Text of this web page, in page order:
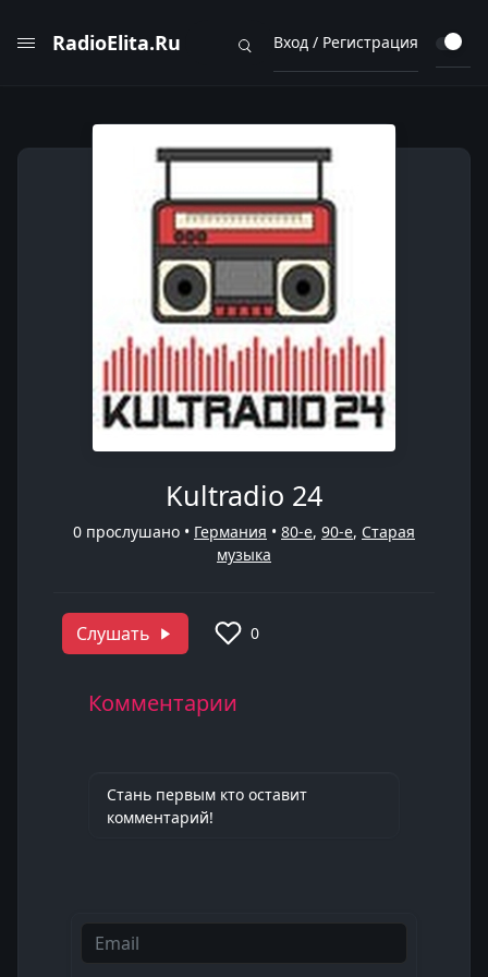
RadioElita.Ru Вход / Регистрация
Kultradio 24
0 прослушано • Германия • 80-е, 90-е, Старая
музыка
Слушать 0
Комментарии
Стань первым кто оставит
комментарий!